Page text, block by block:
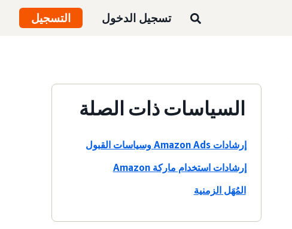
تسجيل الدخول التسجيل
السياسات ذات الصلة
إرشادات Amazon Ads وسياسات القبول
إرشادات استخدام ماركة Amazon
المُهَل الزمنية